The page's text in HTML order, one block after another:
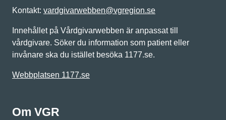
Kontakt: vardgivarwebben@vgregion.se
Innehållet på Vårdgivarwebben är anpassat till
vårdgivare. Söker du information som patient eller
invånare ska du istället besöka 1177.se.
Webbplatsen 1177.se
Om VGR